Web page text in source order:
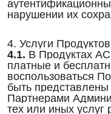
нарушении их
4. Услуги
4.1. В Продуктах
платные и
воспользоваться
быть
Партнерами
тех или иных